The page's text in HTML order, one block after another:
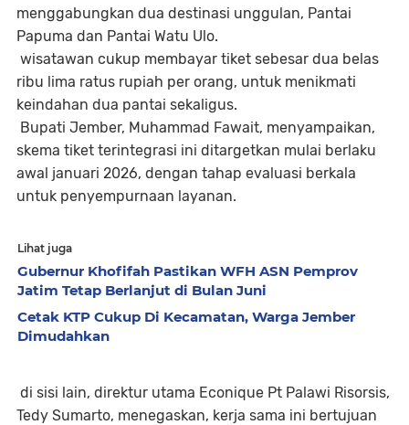
menggabungkan dua destinasi unggulan, Pantai
Papuma dan Pantai Watu Ulo.
wisatawan cukup membayar tiket sebesar dua belas
ribu lima ratus rupiah per orang, untuk menikmati
keindahan dua pantai sekaligus.
Bupati Jember, Muhammad Fawait, menyampaikan,
skema tiket terintegrasi ini ditargetkan mulai berlaku
awal januari 2026, dengan tahap evaluasi berkala
untuk penyempurnaan layanan.
Lihat juga
Gubernur Khofifah Pastikan WFH ASN Pemprov
Jatim Tetap Berlanjut di Bulan Juni
Cetak KTP Cukup Di Kecamatan, Warga Jember
Dimudahkan
di sisi lain, direktur utama Econique Pt Palawi Risorsis,
Tedy Sumarto, menegaskan, kerja sama ini bertujuan